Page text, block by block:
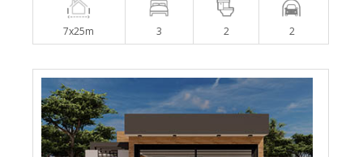
7x25m 3 2 2